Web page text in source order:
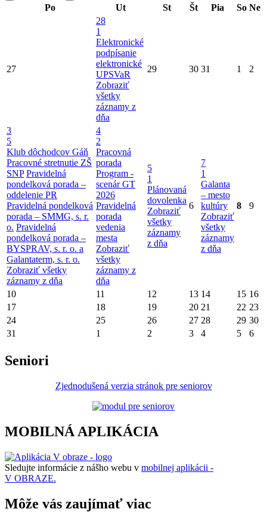
Po
Ut St Št Pia So Ne
27
28
1
Elektronické
podpísanie
elektronické
UPSVaR
Zobraziť
všetky
záznamy z
dňa
29 30 31 1 2
3
5
Klub dôchodcov Gáň
Pracovné stretnutie ZŠ
SNP Pravidelná
pondelková porada –
oddelenie PR
Pravidelná pondelková
porada – SMMG, s. r.
o. Pravidelná
pondelková porada –
BYSPRAV, s. r. o. a
Galantaterm, s. r. o.
Zobraziť všetky
záznamy z dňa
4
2
Pracovná
porada
Program -
scenár GT
2026
Pravidelná
porada
vedenia
mesta
Zobraziť
všetky
záznamy z
dňa
5
1
Plánovaná
dovolenka
Zobraziť
všetky
záznamy
z dňa
6
7
1
Galanta
– mesto
kultúry
Zobraziť
všetky
záznamy
z dňa
8 9
10 11 12 13 14 15 16
17
18 19 20 21 22 23
24
25 26 27 28 29 30
31
1 2 3 4 5 6
Seniori
Zjednodušená verzia stránok pre seniorov
MOBILNÁ APLIKÁCIA
Sledujte informácie z nášho webu v mobilnej aplikácii -
V OBRAZE.
Môže vás zaujímať viac